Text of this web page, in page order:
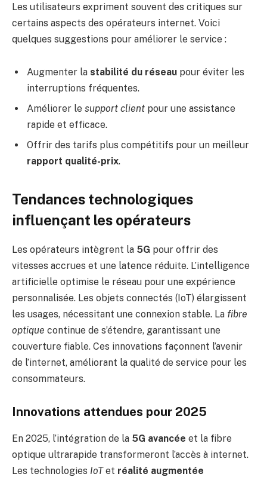
Les utilisateurs expriment souvent des critiques sur
certains aspects des opérateurs internet. Voici
quelques suggestions pour améliorer le service :
Augmenter la stabilité du réseau pour éviter les
interruptions fréquentes.
Améliorer le support client pour une assistance
rapide et efficace.
Offrir des tarifs plus compétitifs pour un meilleur
rapport qualité-prix.
Tendances technologiques
influençant les opérateurs
Les opérateurs intègrent la 5G pour offrir des
vitesses accrues et une latence réduite. L’intelligence
artificielle optimise le réseau pour une expérience
personnalisée. Les objets connectés (IoT) élargissent
les usages, nécessitant une connexion stable. La fibre
optique continue de s’étendre, garantissant une
couverture fiable. Ces innovations façonnent l’avenir
de l’internet, améliorant la qualité de service pour les
consommateurs.
Innovations attendues pour 2025
En 2025, l’intégration de la 5G avancée et la fibre
optique ultrarapide transformeront l’accès à internet.
Les technologies IoTet réalité augmentée